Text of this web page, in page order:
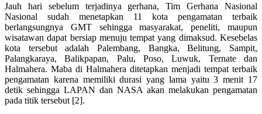
Jauh hari sebelum terjadinya gerhana, Tim Gerhana Nasional
Nasional sudah menetapkan 11 kota pengamatan terbaik
berlangsungnya GMT sehingga masyarakat, peneliti, maupun
wisatawan dapat bersiap menuju tempat yang dimaksud. Kesebelas
kota tersebut adalah Palembang, Bangka, Belitung, Sampit,
Palangkaraya, Balikpapan, Palu, Poso, Luwuk, Ternate dan
Halmahera. Maba di Halmahera ditetapkan menjadi tempat terbaik
pengamatan karena memiliki durasi yang lama yaitu 3 menit 17
detik sehingga LAPAN dan NASA akan melakukan pengamatan
pada titik tersebut [2].